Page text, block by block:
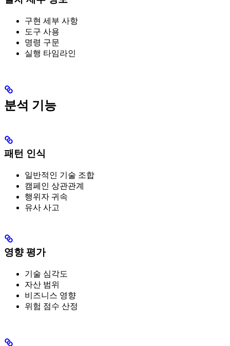
구현 세부 사항
도구 사용
명령 구문
실행 타임라인
분석 기능
패턴 인식
일반적인 기술 조합
캠페인 상관관계
행위자 귀속
유사 사고
영향 평가
기술 심각도
자산 범위
비즈니스 영향
위험 점수 산정